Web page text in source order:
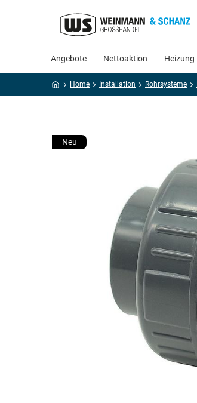
Angebote Nettoaktion Heizung
Home Installation Rohrsysteme
Neu